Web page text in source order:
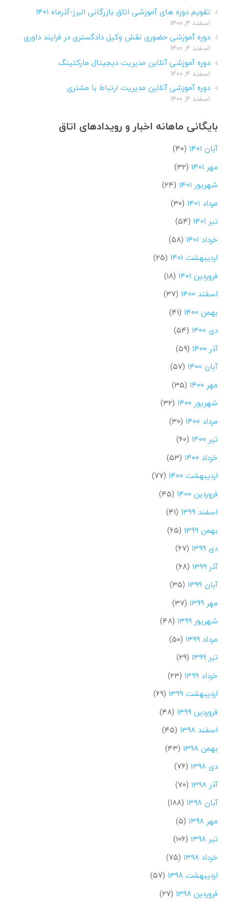
تقویم دوره های آموزشی اتاق بازرگانی البرز-آذرماه ۱۴۰۱
اسفند ۴, ۱۴۰۰
دوره آموزشی حضوری نقش وکیل دادگستری در فرایند داوری
اسفند ۴, ۱۴۰۰
دوره آموزشی آنلاین مدیریت دیجیتال مارکتینگ
اسفند ۴, ۱۴۰۰
دوره آموزشی آنلاین مدیریت ارتباط با مشتری
اسفند ۴, ۱۴۰۰
بایگانی ماهانه اخبار و رویدادهای اتاق
آبان ۱۴۰۱
(۴۰)
مهر ۱۴۰۱
(۳۲)
شهریور ۱۴۰۱
(۲۴)
مرداد ۱۴۰۱
(۳۰)
تیر ۱۴۰۱
(۵۴)
خرداد ۱۴۰۱
(۵۸)
اردیبهشت ۱۴۰۱
(۲۵)
فروردین ۱۴۰۱
(۱۸)
اسفند ۱۴۰۰
(۳۷)
بهمن ۱۴۰۰
(۴۱)
دی ۱۴۰۰
(۵۴)
آذر ۱۴۰۰
(۵۹)
آبان ۱۴۰۰
(۵۷)
مهر ۱۴۰۰
(۳۵)
شهریور ۱۴۰۰
(۳۲)
مرداد ۱۴۰۰
(۳۰)
تیر ۱۴۰۰
(۶۰)
خرداد ۱۴۰۰
(۵۳)
اردیبهشت ۱۴۰۰
(۷۷)
فروردین ۱۴۰۰
(۴۵)
اسفند ۱۳۹۹
(۴۱)
بهمن ۱۳۹۹
(۶۵)
دی ۱۳۹۹
(۶۷)
آذر ۱۳۹۹
(۶۸)
آبان ۱۳۹۹
(۳۵)
مهر ۱۳۹۹
(۳۷)
شهریور ۱۳۹۹
(۴۸)
مرداد ۱۳۹۹
(۵۰)
تیر ۱۳۹۹
(۲۹)
خرداد ۱۳۹۹
(۲۳)
اردیبهشت ۱۳۹۹
(۶۹)
فروردین ۱۳۹۹
(۴۸)
اسفند ۱۳۹۸
(۴۵)
بهمن ۱۳۹۸
(۴۳)
دی ۱۳۹۸
(۷۶)
آذر ۱۳۹۸
(۷۰)
آبان ۱۳۹۸
(۱۸۸)
مهر ۱۳۹۸
(۵)
تیر ۱۳۹۸
(۱۰۶)
خرداد ۱۳۹۸
(۷۵)
اردیبهشت ۱۳۹۸
(۵۷)
فروردین ۱۳۹۸
(۲۷)